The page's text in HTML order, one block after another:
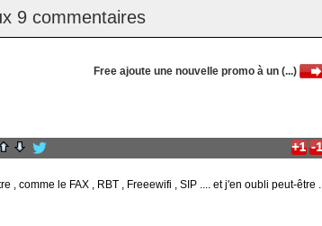
9 commentaires
Free ajoute une nouvelle promo à un (...)
, comme le FAX , RBT , Freeewifi , SIP .... et j'en oubli peut-être .